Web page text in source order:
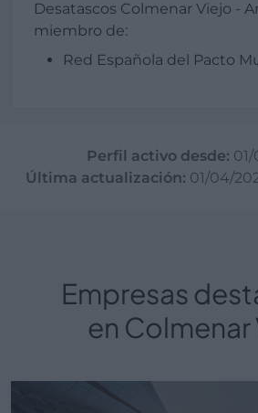
Desatascos Colmenar Viejo -
miembro de:
Red Española del Pacto
Perfil activo desde:
Última actualización: 01/04/
Empresas
en Colmenar